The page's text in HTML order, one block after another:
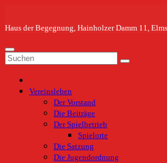
springen
Haus der Begegnung, Hainholzer Damm 11,
Vereinsleben
Der Vorstand
Die Beiträge
Der Spielbetrieb
Spielorte
Die Satzung
Die Jugendordnung